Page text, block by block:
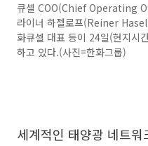
큐셀 COO(Chief Operating
라이너 하젤로프(Reiner
화큐셀 대표 등이 24일(현지시
하고 있다.(사진=한화그룹)
세계적인 태양광 네트워